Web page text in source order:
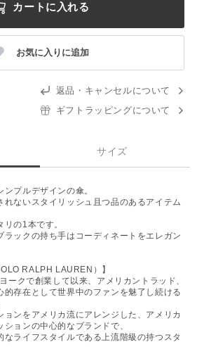
カートに入れる
お気に入りに追加
返品・キャンセルについて
ギフトラッピングについて
サイズ
プルデザインの傘。
れないスタイリッシュ且つ品のあるアイテム
の1本です。
ラックの持ち手はコーディネートをエレガン
RALPH LAUREN）】
ークで創業して以来、アメリカントラッド、
的存在として世界中のファンを魅了し続ける
ョンをアメリカ流にアレンジした、アメリカ
ョンの中心的なブランドで、
なライフスタイルである上流階級の持つスタ